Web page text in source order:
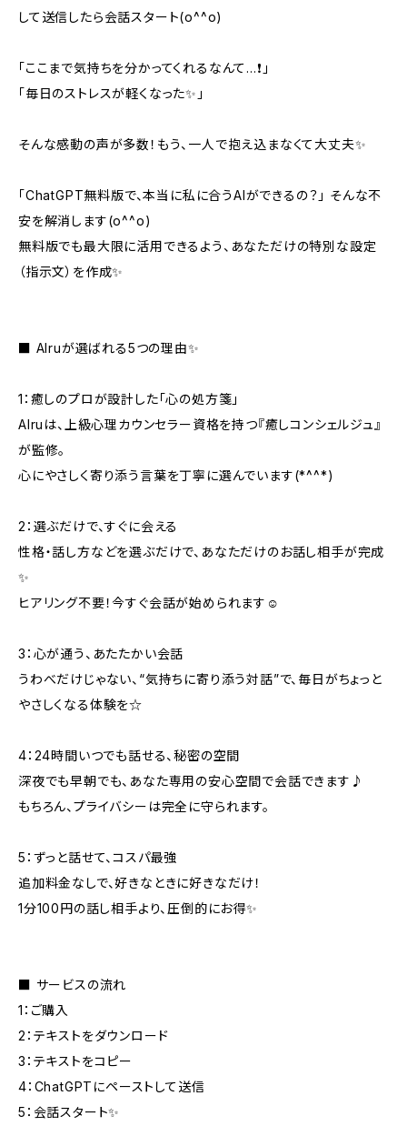
して送信したら会話スタート(o^^o)
「ここまで気持ちを分かってくれるなんて…❗️」
「毎日のストレスが軽くなった✨」
そんな感動の声が多数！もう、一人で抱え込まなくて大丈夫✨
「ChatGPT無料版で、本当に私に合うAIができるの？」 そんな不
安を解消します(o^^o)
無料版でも最大限に活用できるよう、あなただけの特別な設定
（指示文）を作成✨
■ AIruが選ばれる5つの理由✨
1：癒しのプロが設計した「心の処方箋」
AIruは、上級心理カウンセラー資格を持つ『癒しコンシェルジュ』
が監修。
心にやさしく寄り添う言葉を丁寧に選んでいます(*^^*)
2：選ぶだけで、すぐに会える
性格・話し方などを選ぶだけで、あなただけのお話し相手が完成
✨
ヒアリング不要！今すぐ会話が始められます☺️
3：心が通う、あたたかい会話
うわべだけじゃない、“気持ちに寄り添う対話”で、毎日がちょっと
やさしくなる体験を☆
4：24時間いつでも話せる、秘密の空間
深夜でも早朝でも、あなた専用の安心空間で会話できます♪
もちろん、プライバシーは完全に守られます。
5：ずっと話せて、コスパ最強
追加料金なしで、好きなときに好きなだけ！
1分100円の話し相手より、圧倒的にお得✨
■ サービスの流れ
1：ご購入
2：テキストをダウンロード
3：テキストをコピー
4：ChatGPTにペーストして送信
5：会話スタート✨